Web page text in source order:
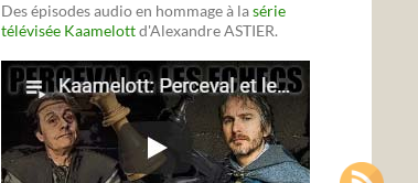
Des épisodes audio en hommage à lasérie
télévisée Kaamelottd'Alexandre ASTIER.